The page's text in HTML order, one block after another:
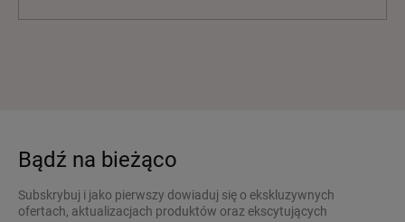
Bądź na bieżąco
Subskrybuj i jako pierwszy dowiaduj się o ekskluzywnych
ofertach, aktualizacjach produktów oraz ekscytujących